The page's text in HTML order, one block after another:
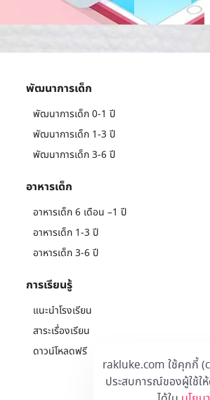
rakluke.com ใช้คุกกี้
ประสบการณ์ของผู้ใช้ใ
พัฒนาการเด็ก
พัฒนาการเด็ก 0-1 ปี
พัฒนาการเด็ก 1-3 ปี
พัฒนาการเด็ก 3-6 ปี
อาหารเด็ก
อาหารเด็ก 6 เดือน –1 ปี
อาหารเด็ก 1-3 ปี
อาหารเด็ก 3-6 ปี
การเรียนรู้
แนะนำโรงเรียน
สาระเรื่องเรียน
ดาวน์โหลดฟรี